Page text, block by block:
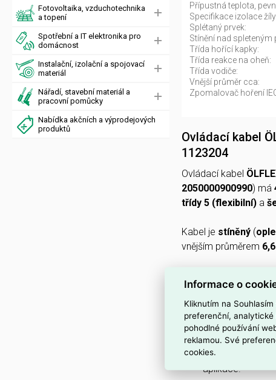
Fotovoltaika, vzduchotechnika
a topení
Spotřební a IT elektronika pro
domácnost
Instalační, izolační a spojovací
materiál
Nářadí, stavební materiál a
pracovní pomůcky
Nabídka akčních a výprodejových
produktů
Přípustná teplota,
Specifikace izolace
Splétaný prvek:
Stínění nad spleteným
Třída hořící kapky:
Třída reakce na oheň:
Třída vodiče:
Vnější průměr cca:
Zpomalovač hoření
Ovládací kabel
1123204
Ovládací kabel
2050000900990) má
třídy 5 (flexibilní) a
Kabel je stíněný (
vnějším průměrem
disponuje vlastnostmi
na oheň Dca.
PROČ SI VYBRAT
Patří do
aplikace.
Informace o
Kliknutím na
preferenční,
pohodlné používání
reklamou. Své
cookies.